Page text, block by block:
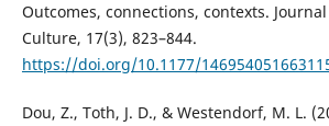
Outcomes, connections, contexts.
Culture, 17(3), 823–844.
https://doi.org/10.1177/
Dou, Z., Toth, J. D., & Westendorf, M. L.